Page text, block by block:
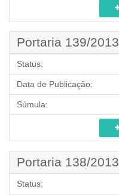
Portaria 139/2013
Status:
Data de Publicação:
Súmula:
Portaria 138/2013
Status: